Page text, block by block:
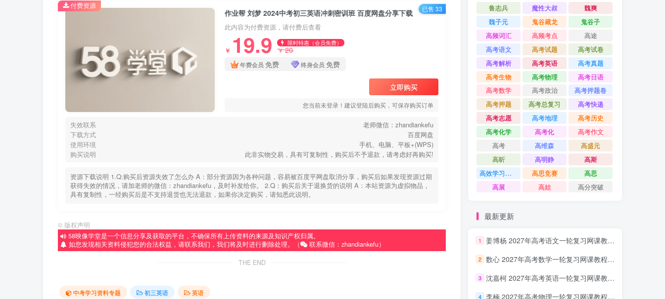
作业帮 刘梦 2024中考初三英语冲刺密训班 百度网盘分享下载
此内容为付费资源，请付费后查看
￥ 19.9 限时特惠（会员免费）
￥20
年费会员 免费 终身会员 免费
立即购买
您当前未登录！建议登陆后购买，可保存购买订单
失效联系
老师微信：zhandiankefu
下载方式
百度网盘
使用环境
手机、电脑、平板+(WPS)
购买说明
此非实物交易，具有可复制性，购买后不予退款，请考虑好再购买!
资源下载说明 1.Q:购买后资源失效了怎么办 A：部分资源因为各种问题，容易被百度平网盘取消分享，购买后如果发现资源过期
获得失效的情况，请加老师的微信：zhandiankefu，及时补发给你。 2.Q：购买后关于退换货的说明 A：本站资源为虚拟物品，
具有复制性，一经购买后是不支持退货也无法退款，如果你决定购买，请知悉此说明。
付费资源 已售 33
© 版权声明
58映像学堂是一个信息分享及获取的平台，不确保所有上传资料的来源及知识产权归属。
如您发现相关资料侵犯您的合法权益，请联系我们，我们将及时进行删除处理。（
联系微信：zhandiankefu）
THE END
中考学习资料专题 初三英语
英语
鲁志兵
魔性大叔
魏爽
魏子元
鬼谷藏龙
鬼谷子
高频词汇
高频考点
高途
高考语文
高考试题
高考试卷
高考解析
高考英语
高考真题
高考生物
高考物理
高考日语
高考数学
高考政治
高考押题卷
高考押题
高考总复习
高考快递
高考志愿
高考地理
高考历史
高考化学
高考化
高考作文
高考
高维森
高盛元
高昕
高明静
高斯
高效学习方法课
高思竞赛
高思
高展
高娃 高分突破
最新更新
1 姜博杨 2027年高考语文一轮复习网课教程 高三语文 上学期暑假班视频教程 百度网盘下载
2 数心 2027年高考数学一轮复习网课教程 高三数学 上学期暑假班视频教程 百度网盘下载
3 沈嘉柯 2027年高考英语一轮复习网课教程 高三英语 上学期暑假班视频教程 百度网盘下载
4 李楠 2027年高考物理一轮复习网课教程 高三物理 上学期暑假班视频教程 百度网盘下载